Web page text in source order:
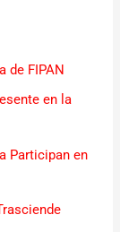
de FIPAN
en la
Participan en